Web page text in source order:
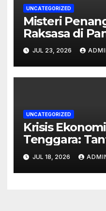
UNCATEGORIZED
Misteri
Raksasa di
JUL 23, 2026
UNCATEGORIZED
Krisis
Tenggara:
Peluang
JUL 18, 2026